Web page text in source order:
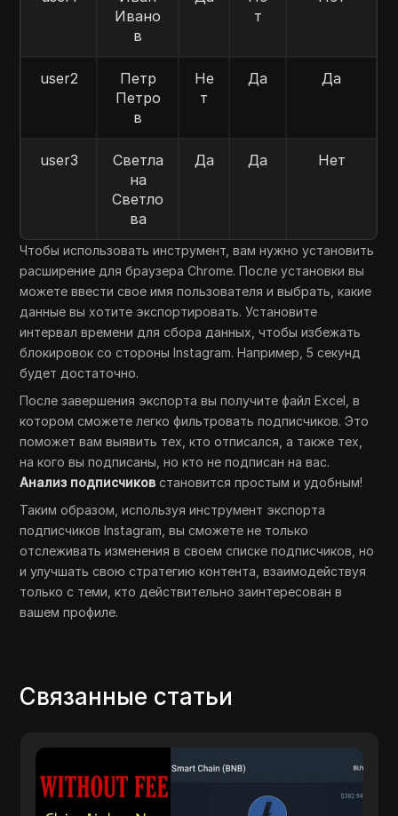
Ивано
в
т
user2
Петр
Петро
в
Не
т
Да Да
user3
Светла
на
Светло
ва
Да Да Нет
Чтобы использовать инструмент, вам нужно установить
расширение для браузера Chrome. После установки вы
можете ввести свое имя пользователя и выбрать, какие
данные вы хотите экспортировать. Установите
интервал времени для сбора данных, чтобы избежать
блокировок со стороны Instagram. Например, 5 секунд
будет достаточно.
После завершения экспорта вы получите файл Excel, в
котором сможете легко фильтровать подписчиков. Это
поможет вам выявить тех, кто отписался, а также тех,
на кого вы подписаны, но кто не подписан на вас.
Анализ подписчиков становится простым и удобным!
Таким образом, используя инструмент экспорта
подписчиков Instagram, вы сможете не только
отслеживать изменения в своем списке подписчиков, но
и улучшать свою стратегию контента, взаимодействуя
только с теми, кто действительно заинтересован в
вашем профиле.
Связанные статьи